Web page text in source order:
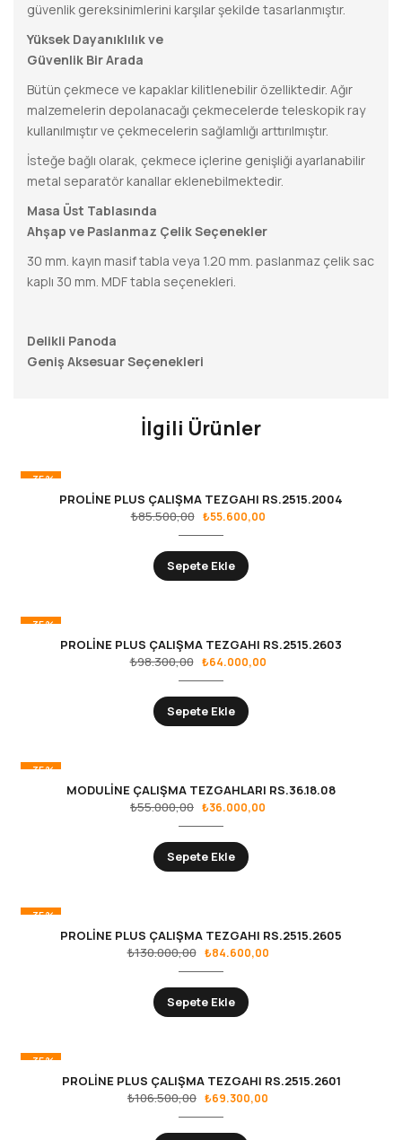
güvenlik gereksinimlerini karşılar şekilde tasarlanmıştır.
Yüksek Dayanıklılık ve
Güvenlik Bir Arada
Bütün çekmece ve kapaklar kilitlenebilir özelliktedir. Ağır
malzemelerin depolanacağı çekmecelerde teleskopik ray
kullanılmıştır ve çekmecelerin sağlamlığı arttırılmıştır.
İsteğe bağlı olarak, çekmece içlerine genişliği ayarlanabilir
metal separatör kanallar eklenebilmektedir.
Masa Üst Tablasında
Ahşap ve Paslanmaz Çelik Seçenekler
30 mm. kayın masif tabla veya 1.20 mm. paslanmaz çelik sac
kaplı 30 mm. MDF tabla seçenekleri.
Delikli Panoda
Geniş Aksesuar Seçenekleri
İlgili Ürünler
-35%
PROLİNE PLUS ÇALIŞMA TEZGAHI RS.2515.2004
₺85.500,00 ₺55.600,00
Sepete Ekle
-35%
PROLİNE PLUS ÇALIŞMA TEZGAHI RS.2515.2603
₺98.300,00 ₺64.000,00
Sepete Ekle
-35%
MODULİNE ÇALIŞMA TEZGAHLARI RS.36.18.08
₺55.000,00 ₺36.000,00
Sepete Ekle
-35%
PROLİNE PLUS ÇALIŞMA TEZGAHI RS.2515.2605
₺130.000,00 ₺84.600,00
Sepete Ekle
-35%
PROLİNE PLUS ÇALIŞMA TEZGAHI RS.2515.2601
₺106.500,00 ₺69.300,00